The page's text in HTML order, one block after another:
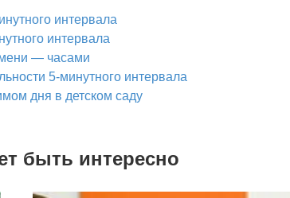
интервала
интервала
— часами
5-минутного интервала
дня в детском саду
быть интересно